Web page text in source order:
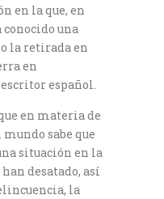
en la que, en
una
la retirada en
en
español.
en materia de
sabe que
situación en la
desatado, así
la